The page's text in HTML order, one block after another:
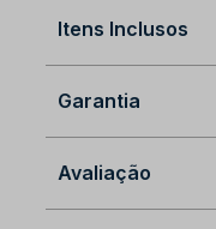
Itens Inclusos
Garantia
Avaliação